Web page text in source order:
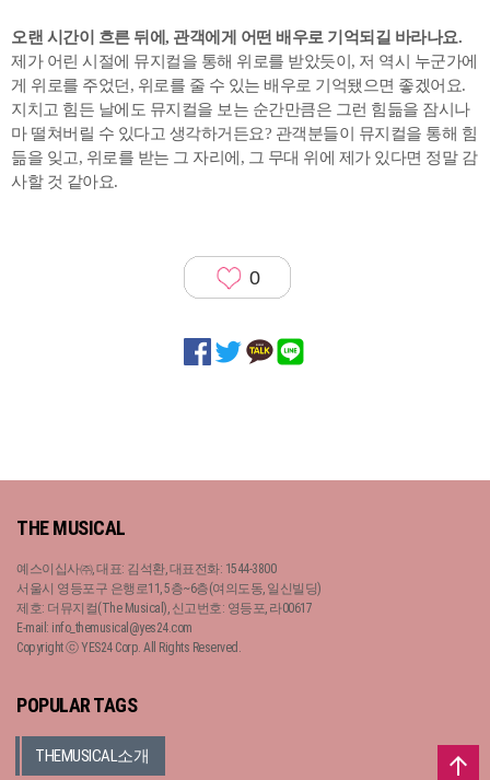
오랜 시간이 흐른 뒤에, 관객에게 어떤 배우로 기억되길 바라나요.
제가 어린 시절에 뮤지컬을 통해 위로를 받았듯이, 저 역시 누군가에
게 위로를 주었던, 위로를 줄 수 있는 배우로 기억됐으면 좋겠어요.
지치고 힘든 날에도 뮤지컬을 보는 순간만큼은 그런 힘듦을 잠시나
마 떨쳐버릴 수 있다고 생각하거든요? 관객분들이 뮤지컬을 통해 힘
듦을 잊고, 위로를 받는 그 자리에, 그 무대 위에 제가 있다면 정말 감
사할 것 같아요.
0
THE MUSICAL
예스이십사㈜, 대표: 김석환, 대표전화: 1544-3800
서울시 영등포구 은행로11, 5층~6층(여의도동, 일신빌딩)
제호: 더뮤지컬(The Musical), 신고번호: 영등포, 라00617
E-mail: info_themusical@yes24.com
Copyright ⓒ YES24 Corp. All Rights Reserved.
POPULAR TAGS
THEMUSICAL소개